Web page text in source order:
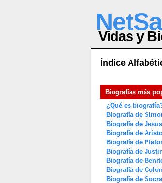
Vidas y
Índice
Biografías más
¿Qué es
Biografía de
Biografía de Jesus
Biografía de
Biografía de
Biografía de
Biografía de
Biografía de Colon
Biografía de